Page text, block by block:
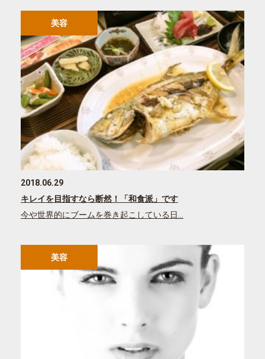
美容
2018.06.29
キレイを目指すなら断然！「和食派」です
今や世界的にブームを巻き起こしている日…
美容